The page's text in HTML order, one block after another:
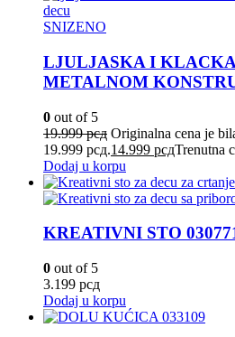
SNIZENO
LJULJASKA I
METALNOM
0 out of 5
19.999рсд Originalna cena je
19.999 рсд.14.999 рсдTrenutna
Dodaj u korpu
KREATIVNI STO
0 out of 5
3.199 рсд
Dodaj u korpu